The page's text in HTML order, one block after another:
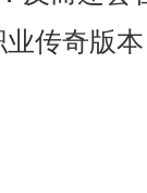
传奇版